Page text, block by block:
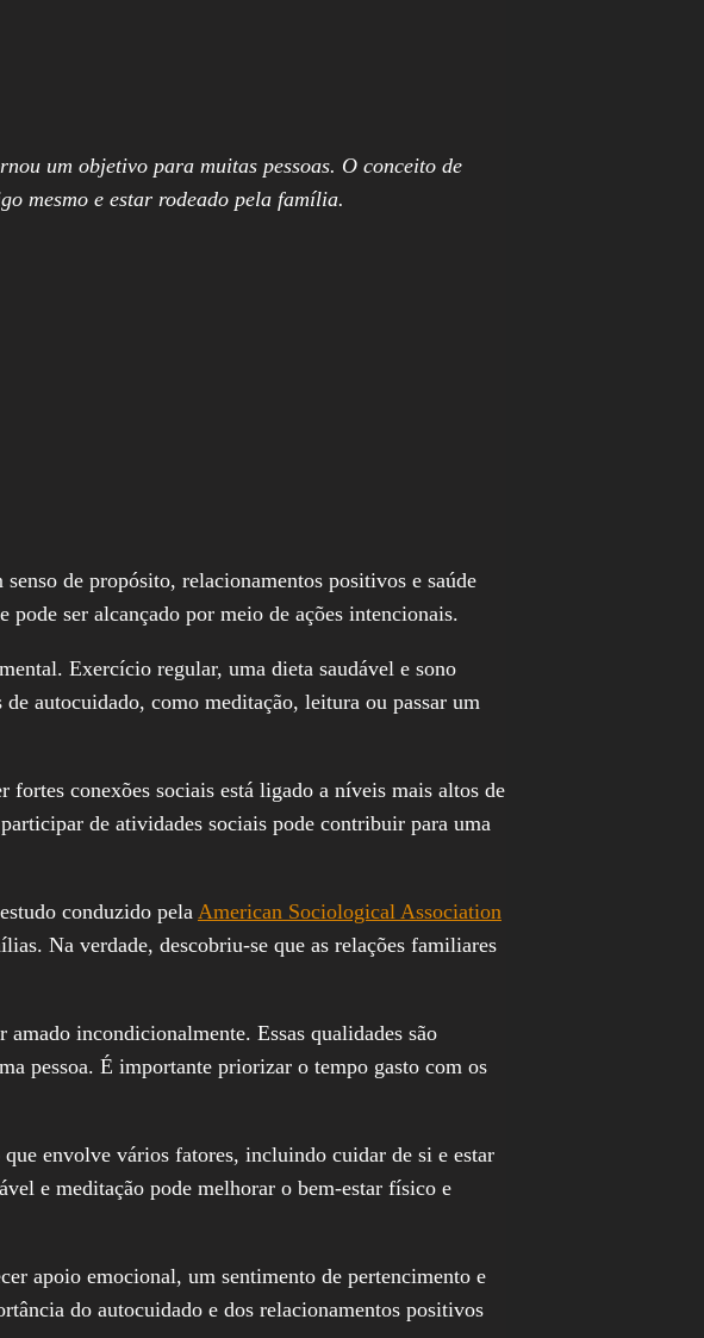
um objetivo para muitas pessoas. O conceito de
mesmo e estar rodeado pela família.
de propósito, relacionamentos positivos e saúde
ser alcançado por meio de ações intencionais.
Exercício regular, uma dieta saudável e sono
autocuidado, como meditação, leitura ou passar um
conexões sociais está ligado a níveis mais altos de
de atividades sociais pode contribuir para uma
conduzido pela American Sociological Association
Na verdade, descobriu-se que as relações familiares
incondicionalmente. Essas qualidades são
pessoa. É importante priorizar o tempo gasto com os
envolve vários fatores, incluindo cuidar de si e estar
e meditação pode melhorar o bem-estar físico e
apoio emocional, um sentimento de pertencimento e
do autocuidado e dos relacionamentos positivos